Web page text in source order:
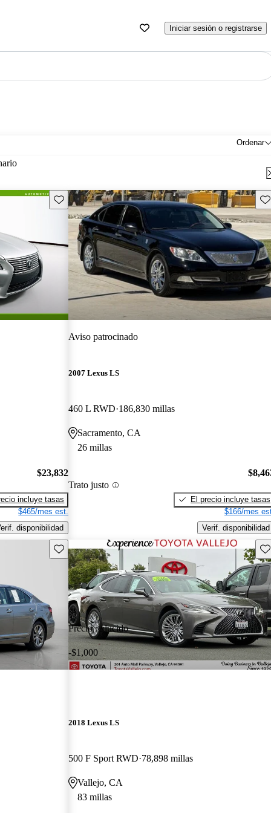
Iniciar sesión o registrarse
Ordenar
Guarda este Aviso
$23,832
incluye tasas
$465/mes est.
disponibilidad
Aviso patrocinado
2007 Lexus LS
460 L RWD 186,830 millas
Sacramento, CA
26 millas
Trato justo
El precio incluye tasas
$166/mes
Verif. disponibilidad
Guarda este Aviso
Precio reducido
-$1,000
2018 Lexus LS
500 F Sport RWD 78,898 millas
Vallejo, CA
83 millas